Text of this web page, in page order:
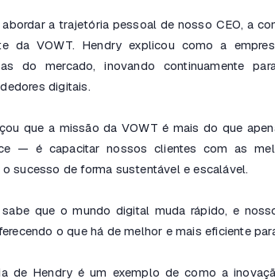
a trajetória pessoal de nosso CEO, a
da VOWT. Hendry explicou como a
do mercado, inovando continuamente
digitais.
que a missão da VOWT é mais do que
— é capacitar nossos clientes com as
o sucesso de forma sustentável e escalável.
que o mundo digital muda rápido, e
o que há de melhor e mais eficiente
de Hendry é um exemplo de como a